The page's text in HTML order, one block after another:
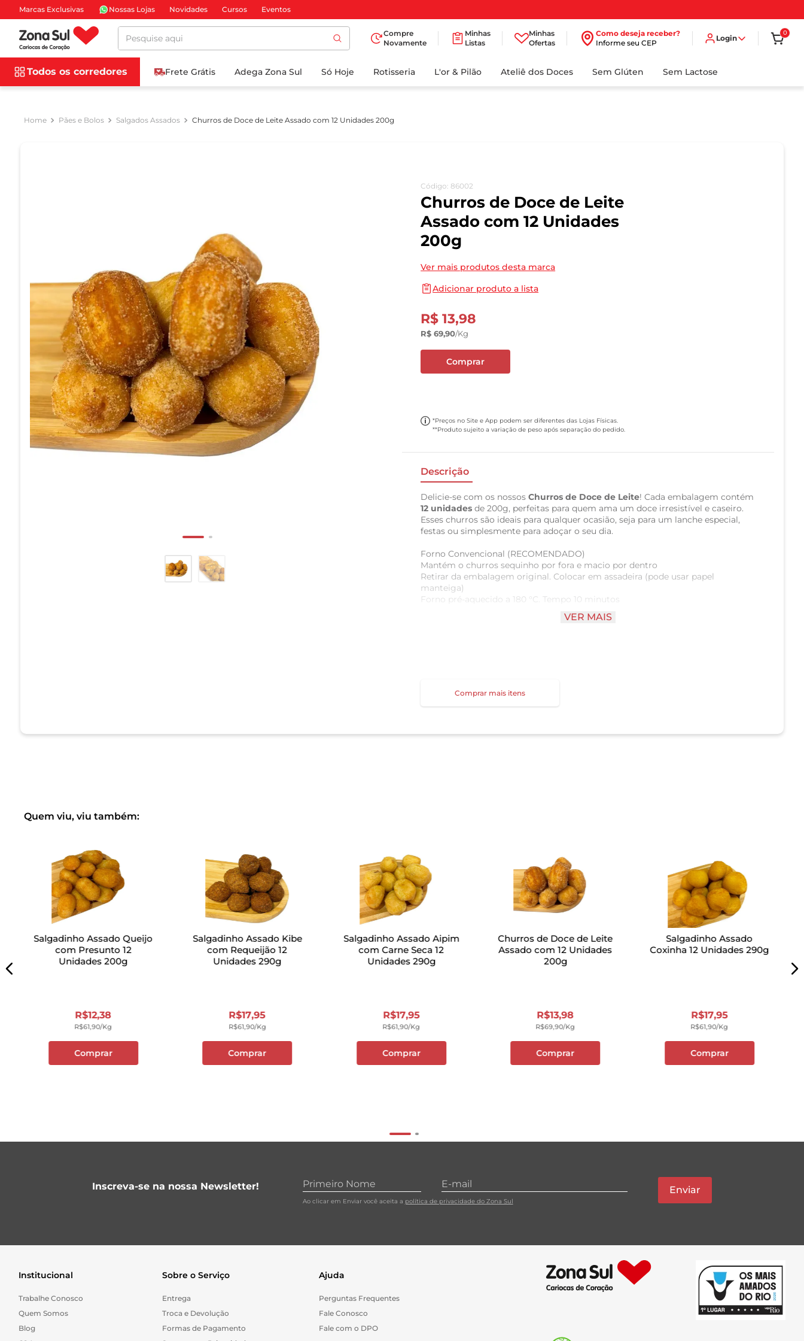
Marcas Exclusivas Nossas Lojas Novidades Cursos Eventos
Pesquise aqui
Compre
Novamente
Minhas
Listas
Minhas
Ofertas
Como deseja receber?
Informe seu CEP
Login
0
Todos os corredores Frete Grátis Adega Zona Sul Só Hoje Rotisseria L'or & Pilão Ateliê dos Doces Sem Glúten Sem Lactose
Pães e Bolos Salgados Assados Churros de Doce de Leite Assado com 12 Unidades 200g
Código: 86002
Churros de Doce de Leite
Assado com 12 Unidades
200g
Ver mais produtos desta marca
Adicionar produto a lista
R$ 13,98
R$ 69,90/kg
Comprar
*Preços no Site e App podem ser diferentes das Lojas Físicas.
**Produto sujeito a variação de peso após separação do pedido.
Descrição
Delicie-se com os nossosChurros de Doce de Leite! Cada embalagem contém
12 unidades de 200g, perfeitas para quem ama um doce irresistível e caseiro.
Esses churros são ideais para qualquer ocasião, seja para um lanche especial,
festas ou simplesmente para adoçar o seu dia.
Forno Convencional (RECOMENDADO)
Mantém o churros sequinho por fora e macio por dentro
Retirar da embalagem original. Colocar em assadeira (pode usar papel
manteiga)
Forno pré-aquecido a 180 °C. Tempo 10 minutos
Micro-ondas
Aquecer por 1 a 2 minutos, apenas para consumo imediato.
VER MAIS
Comprar mais itens
Quem viu, viu também:
Salgadinho Assado Queijo
com Presunto 12
Unidades 200g
R$12,38
R$61,90/kg
Comprar
Salgadinho Assado Kibe
com Requeijão 12
Unidades 290g
R$17,95
R$61,90/kg
Comprar
Salgadinho Assado Aipim
com Carne Seca 12
Unidades 290g
R$17,95
R$61,90/kg
Comprar
Churros de Doce de Leite
Assado com 12 Unidades
200g
R$13,98
R$69,90/kg
Comprar
Salgadinho Assado
Coxinha 12 Unidades 290g
R$17,95
R$61,90/kg
Comprar
Inscreva-se na nossa Newsletter!
Ao clicar em Enviar você aceita a política de privacidade do Zona Sul
Enviar
Institucional
Trabalhe Conosco
Quem Somos
Blog
Sobre o Serviço
Entrega
Troca e Devolução
Formas de Pagamento
Ajuda
Perguntas Frequentes
Fale Conosco
Fale com o DPO
BUSCADOS